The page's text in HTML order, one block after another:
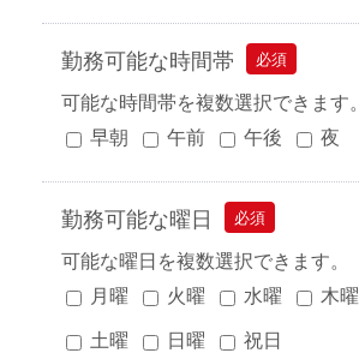
勤務可能な時間帯 必須
可能な時間帯を複数選択できます。
早朝
午前 午後 夜
勤務可能な曜日 必須
可能な曜日を複数選択できます。
月曜
火曜 水曜 木曜
土曜 日曜 祝日